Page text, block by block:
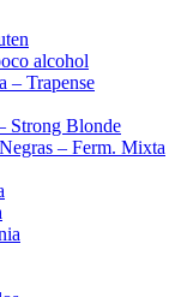
alcohol
– Trapense
Strong Blonde
– Ferm. Mixta